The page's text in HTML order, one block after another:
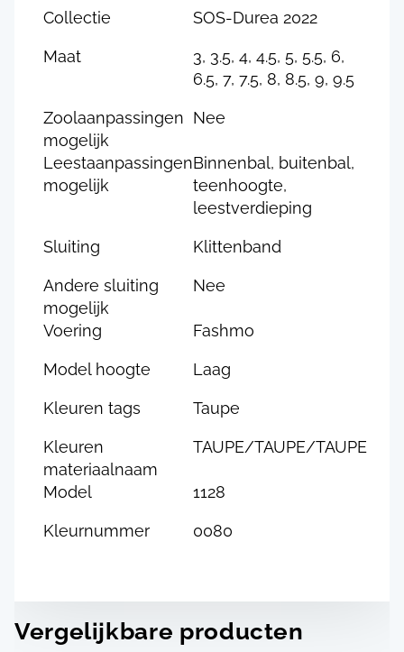
Collectie SOS-Durea 2022
Maat
3, 3.5, 4, 4.5, 5, 5.5, 6,
6.5, 7, 7.5, 8, 8.5, 9, 9.5
Zoolaanpassingen
mogelijk
Nee
Leestaanpassingen
mogelijk
Binnenbal, buitenbal,
teenhoogte,
leestverdieping
Sluiting Klittenband
Andere sluiting
mogelijk
Nee
Voering Fashmo
Model hoogte Laag
Kleuren tags Taupe
Kleuren
materiaalnaam
TAUPE/TAUPE/TAUPE
Model 1128
Kleurnummer 0080
Vergelijkbare producten